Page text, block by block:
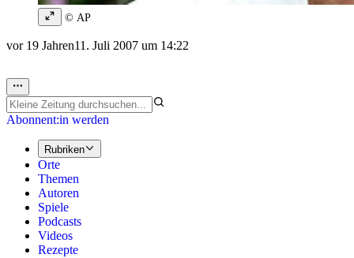
© AP
vor 19 Jahren11. Juli 2007 um 14:22
Abonnent:in werden
Rubriken
Orte
Themen
Autoren
Spiele
Podcasts
Videos
Rezepte